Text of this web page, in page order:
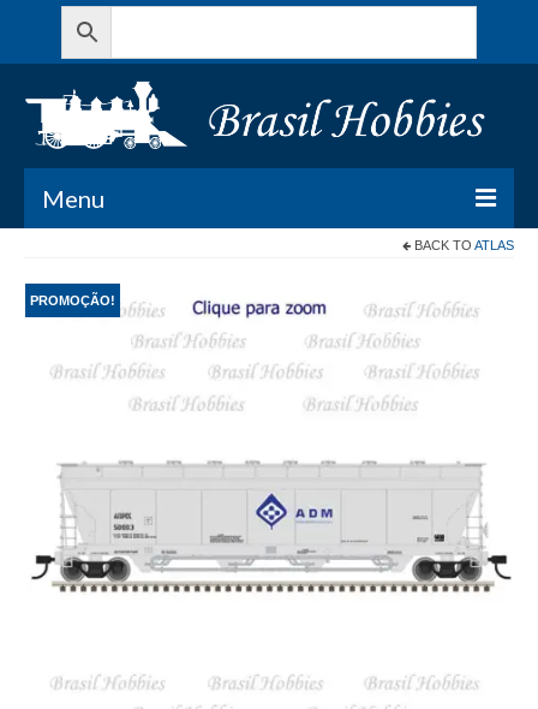
Menu
Meu Carrinho
Minha conta
BACK TO ATLAS
PROMOÇÃO!